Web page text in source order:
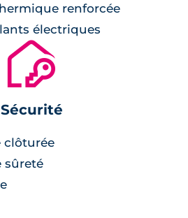
renforcée
électriques
🔐
Sécurité
clôturée
sûreté